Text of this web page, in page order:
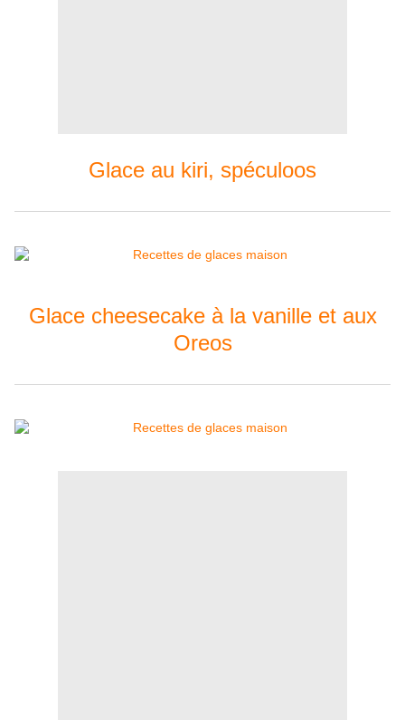
Glace au kiri, spéculoos
Glace cheesecake à la vanille et aux
Oreos